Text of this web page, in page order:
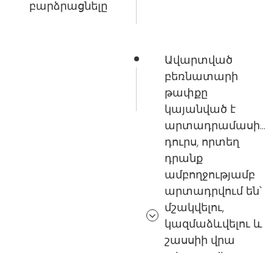
բարձրացնելը
Ավարտված
բեռնատարի
թափքը
կայանված է
արտադրամասից
դուրս, որտեղ
դրանք
ամբողջությամբ
արտադրվում են՝
մշակվելու,
կազմաձևվելու և
շասսիի վրա